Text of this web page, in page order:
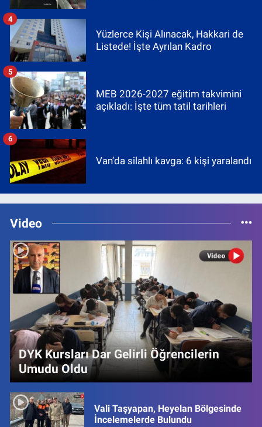
Yüzlerce Kişi Alınacak, Hakkari de
Listede! İşte Ayrılan Kadro
4
MEB 2026-2027 eğitim takvimini
açıkladı: İşte tüm tatil tarihleri
5
Van’da silahlı kavga: 6 kişi yaralandı
6
Video
DYK Kursları Dar Gelirli Öğrencilerin
Umudu Oldu
Vali Taşyapan, Heyelan Bölgesinde
İncelemelerde Bulundu